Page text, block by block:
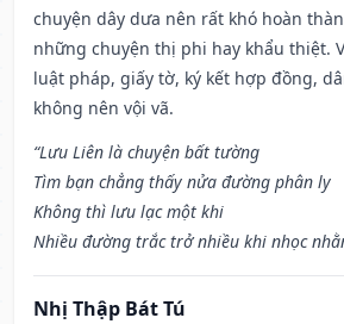
chuyện dây dưa nên rất khó hoàn
những chuyện thị phi hay khẩu thiệt.
luật pháp, giấy tờ, ký kết hợp đồng,
không nên vội vã.
“Lưu Liên là chuyện bất tường
Tìm bạn chẳng thấy nửa đường phân ly
Không thì lưu lạc một khi
Nhiều đường trắc trở nhiều khi nhọc
Nhị Thập Bát Tú